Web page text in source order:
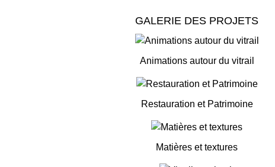
GALERIE DES PROJETS
Animations autour du vitrail
Restauration et Patrimoine
Matières et textures